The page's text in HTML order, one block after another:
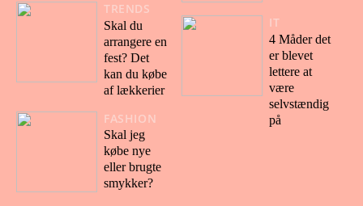
TRENDS
Skal du
arrangere en
fest? Det
kan du købe
af lækkerier
FASHION
Skal jeg
købe nye
eller brugte
smykker?
IT
4 Måder det
er blevet
lettere at
være
selvstændig
på